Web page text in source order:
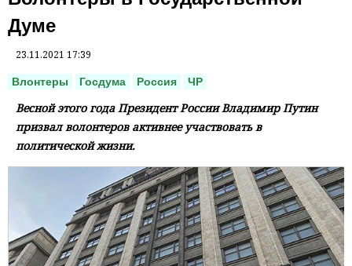
Думе
23.11.2021 17:39
Влонтеры Госдума Россия ЧР
Весной этого года Президент России Владимир Путин
призвал волонтеров активнее участвовать в
политической жизни.